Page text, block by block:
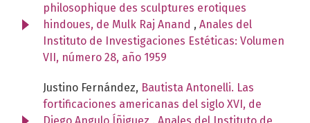
philosophique des sculptures erotiques
hindoues, de Mulk Raj Anand , Anales del
Instituto de Investigaciones Estéticas: Volumen
VII, número 28, año 1959
Justino Fernández, Bautista Antonelli. Las
fortificaciones americanas del siglo XVI, de
Diego Angulo Íñiguez , Anales del Instituto de